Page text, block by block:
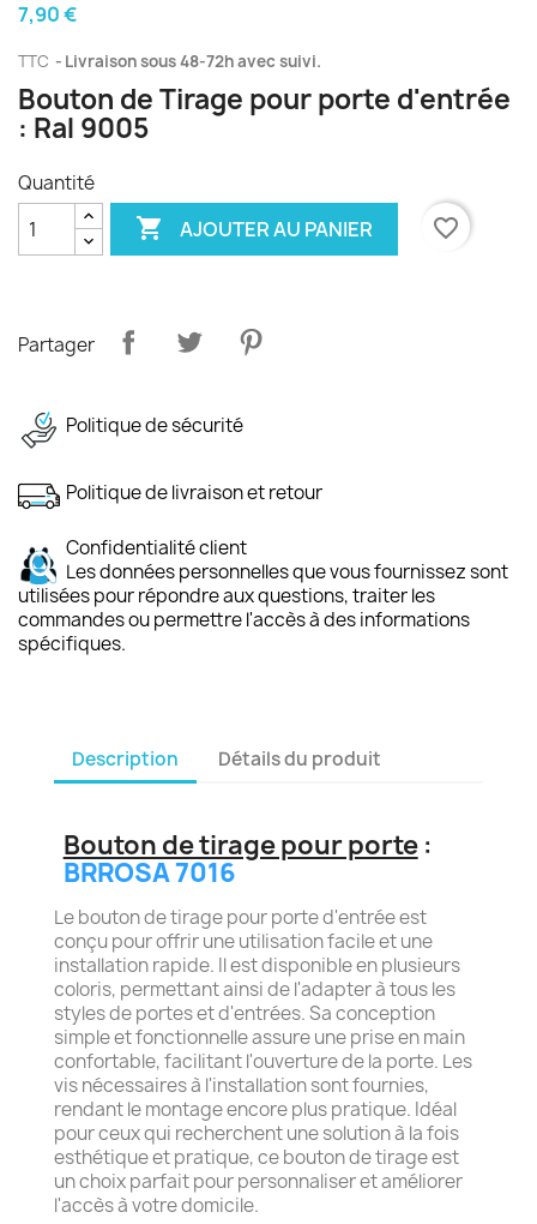
7,90 €
TTC Livraison sous 48-72h avec suivi.
Bouton de Tirage pour porte d'entrée
: Ral 9005
Quantité
 AJOUTER AU PANIER favorite_border
Partager
Politique de sécurité
Politique de livraison et retour
Confidentialité client
Les données personnelles que vous fournissez sont
utilisées pour répondre aux questions, traiter les
commandes ou permettre l'accès à des informations
spécifiques.
Description Détails du produit
Bouton de tirage pour porte:
BRROSA 7016
Le bouton de tirage pour porte d'entrée est
conçu pour offrir une utilisation facile et une
installation rapide. Il est disponible en plusieurs
coloris, permettant ainsi de l'adapter à tous les
styles de portes et d'entrées. Sa conception
simple et fonctionnelle assure une prise en main
confortable, facilitant l'ouverture de la porte. Les
vis nécessaires à l'installation sont fournies,
rendant le montage encore plus pratique. Idéal
pour ceux qui recherchent une solution à la fois
esthétique et pratique, ce bouton de tirage est
un choix parfait pour personnaliser et améliorer
l'accès à votre domicile.